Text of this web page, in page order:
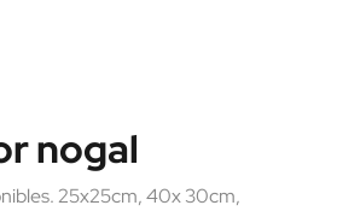
nogal
25x25cm, 40x 30cm,